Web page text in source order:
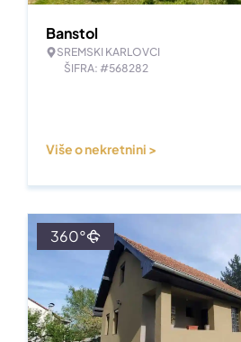
Banstol
SREMSKI KARLOVCI
ŠIFRA: #568282
Više o nekretnini >
360°